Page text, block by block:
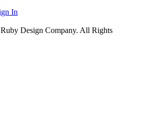
In
Design Company. All Rights